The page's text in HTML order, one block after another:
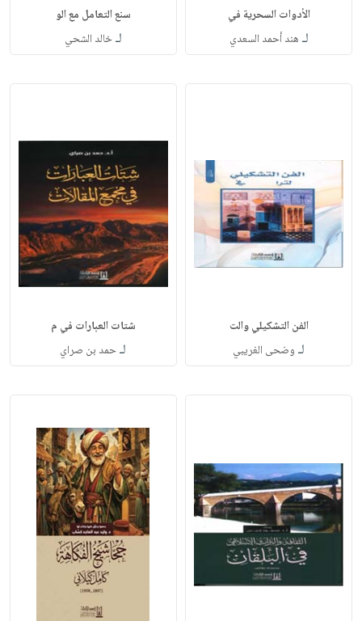
الأدوات السحرية في
لـ هند أحمد السعدي
سنع التعامل مع الو
لـخالد الشحي
الفن التشكيلي والت
لـ وضحى الغريبي
شتات العبارات في م
لـحمد بن صراي